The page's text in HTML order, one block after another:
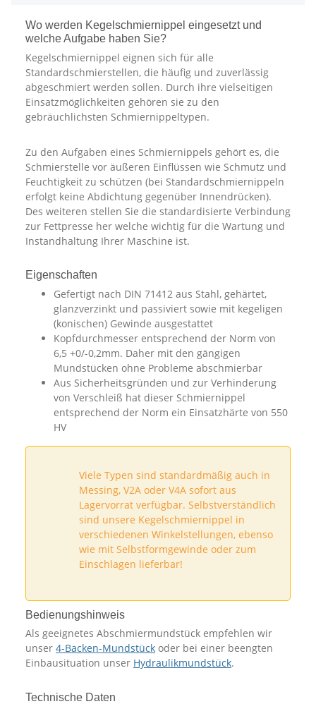
Wo werden Kegelschmiernippel eingesetzt und
welche Aufgabe haben Sie?
Kegelschmiernippel eignen sich für alle
Standardschmierstellen, die häufig und zuverlässig
abgeschmiert werden sollen. Durch ihre vielseitigen
Einsatzmöglichkeiten gehören sie zu den
gebräuchlichsten Schmiernippeltypen.
Zu den Aufgaben eines Schmiernippels gehört es, die
Schmierstelle vor äußeren Einflüssen wie Schmutz und
Feuchtigkeit zu schützen (bei Standardschmiernippeln
erfolgt keine Abdichtung gegenüber Innendrücken).
Des weiteren stellen Sie die standardisierte Verbindung
zur Fettpresse her welche wichtig für die Wartung und
Instandhaltung Ihrer Maschine ist.
Eigenschaften
Gefertigt nach DIN 71412 aus Stahl, gehärtet,
glanzverzinkt und passiviert sowie mit kegeligen
(konischen) Gewinde ausgestattet
Kopfdurchmesser entsprechend der Norm von
6,5 +0/-0,2mm. Daher mit den gängigen
Mundstücken ohne Probleme abschmierbar
Aus Sicherheitsgründen und zur Verhinderung
von Verschleiß hat dieser Schmiernippel
entsprechend der Norm ein Einsatzhärte von 550
HV
Viele Typen sind standardmäßig auch in
Messing, V2A oder V4A sofort aus
Lagervorrat verfügbar. Selbstverständlich
sind unsere Kegelschmiernippel in
verschiedenen Winkelstellungen, ebenso
wie mit Selbstformgewinde oder zum
Einschlagen lieferbar!
Bedienungshinweis
Als geeignetes Abschmiermundstück empfehlen wir
unser 4-Backen-Mundstück oder bei einer beengten
Einbausituation unser Hydraulikmundstück.
Technische Daten